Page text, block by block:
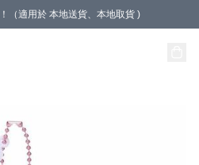
（適用於 本地送貨、本地取貨 )